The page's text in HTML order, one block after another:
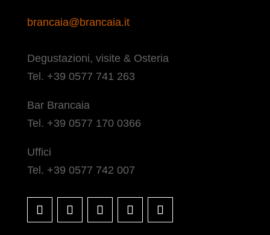
brancaia@brancaia.it
Degustazioni, visite & Osteria
Tel. +39 0577 741 263
Bar Brancaia
Tel. +39 0577 170 0366
Uffici
Tel. +39 0577 742 007